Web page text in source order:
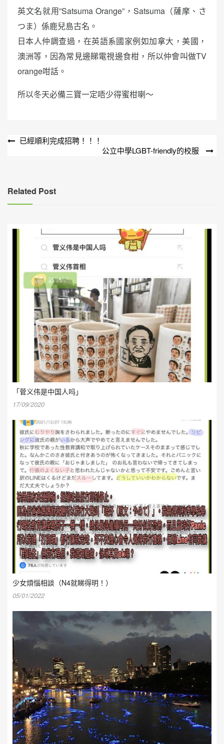
英文名就用”Satsuma Orange”，Satsuma（薩摩、さ
つま）係鹿兒島古名。
日本人仲調查過，在英語系國家例如加拿大，美國，
澳洲等，因為常見邊睇電視邊食柑，所以仲會叫做TV
orange咁話。
所以冬天必備三寶一定唔少得蜜柑喇～
文
覽
已經順利完成招聘！！！
公立中學LGBT-friendly的校服
Related Post
「菅义伟是中国人吗」
17/09/2020
少女煩惱相談（N4就睇得明！）
05/01/2022